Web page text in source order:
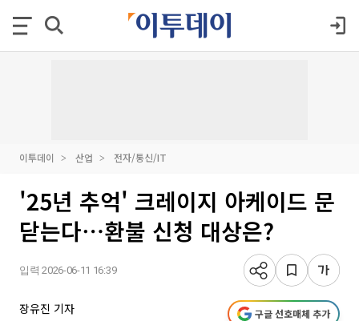
이투데이 산업 전자/통신/IT
'25년 추억' 크레이지 아케이드 문
닫는다⋯환불 신청 대상은?
입력 2026-06-11 16:39
장유진 기자 구글 선호매체 추가